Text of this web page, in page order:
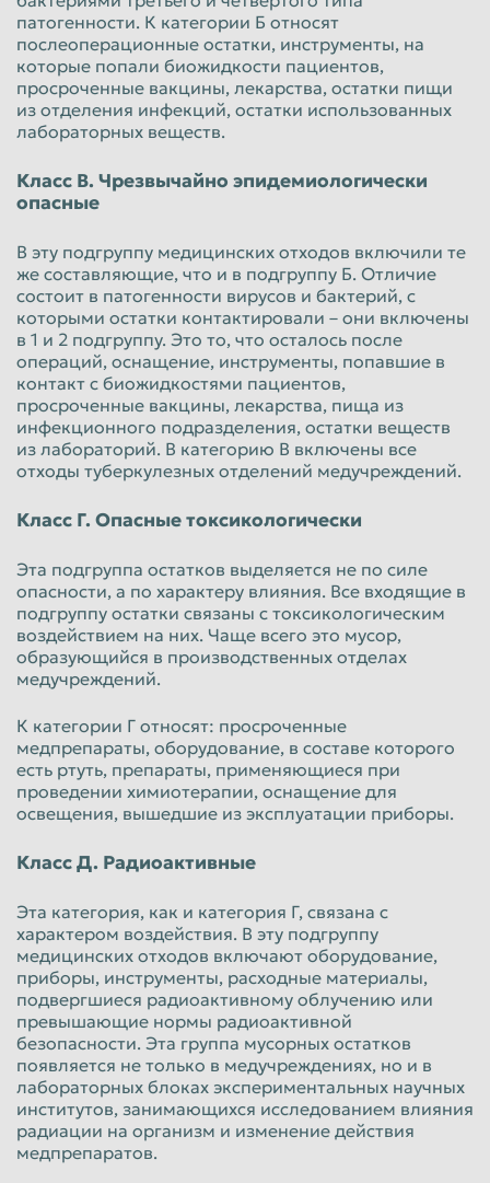
патогенности. К категории Б относят
послеоперационные остатки, инструменты, на
которые попали биожидкости пациентов,
просроченные вакцины, лекарства, остатки пищи
из отделения инфекций, остатки использованных
лабораторных веществ.
Класс В. Чрезвычайно эпидемиологически
опасные
В эту подгруппу медицинских отходов включили те
же составляющие, что и в подгруппу Б. Отличие
состоит в патогенности вирусов и бактерий, с
которыми остатки контактировали – они включены
в 1 и 2 подгруппу. Это то, что осталось после
операций, оснащение, инструменты, попавшие в
контакт с биожидкостями пациентов,
просроченные вакцины, лекарства, пища из
инфекционного подразделения, остатки веществ
из лабораторий. В категорию В включены все
отходы туберкулезных отделений медучреждений.
Класс Г. Опасные токсикологически
Эта подгруппа остатков выделяется не по силе
опасности, а по характеру влияния. Все входящие в
подгруппу остатки связаны с токсикологическим
воздействием на них. Чаще всего это мусор,
образующийся в производственных отделах
медучреждений.
К категории Г относят: просроченные
медпрепараты, оборудование, в составе которого
есть ртуть, препараты, применяющиеся при
проведении химиотерапии, оснащение для
освещения, вышедшие из эксплуатации приборы.
Класс Д. Радиоактивные
Эта категория, как и категория Г, связана с
характером воздействия. В эту подгруппу
медицинских отходов включают оборудование,
приборы, инструменты, расходные материалы,
подвергшиеся радиоактивному облучению или
превышающие нормы радиоактивной
безопасности. Эта группа мусорных остатков
появляется не только в медучреждениях, но и в
лабораторных блоках экспериментальных научных
институтов, занимающихся исследованием влияния
радиации на организм и изменение действия
медпрепаратов.